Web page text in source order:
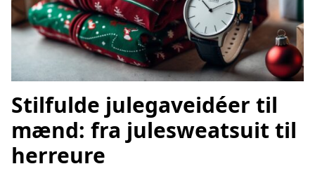
Stilfulde julegaveidéer til
mænd: fra julesweatsuit til
herreure